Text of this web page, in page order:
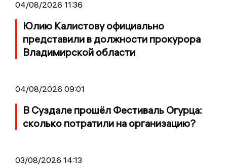
04/08/2026 11:36
Юлию Калистову официально
представили в должности прокурора
Владимирской области
04/08/2026 09:01
В Суздале прошёл Фестиваль Огурца:
сколько потратили на организацию?
03/08/2026 14:13